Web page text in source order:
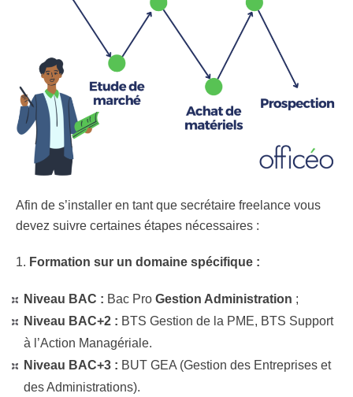
Afin de s’installer en tant que secrétaire freelance vous
devez suivre certaines étapes nécessaires :
1. Formation sur un domaine spécifique :
Niveau BAC : Bac Pro Gestion Administration ;
Niveau BAC+2 : BTS Gestion de la PME, BTS Support
à l’Action Managériale.
Niveau BAC+3 : BUT GEA (Gestion des Entreprises et
des Administrations).